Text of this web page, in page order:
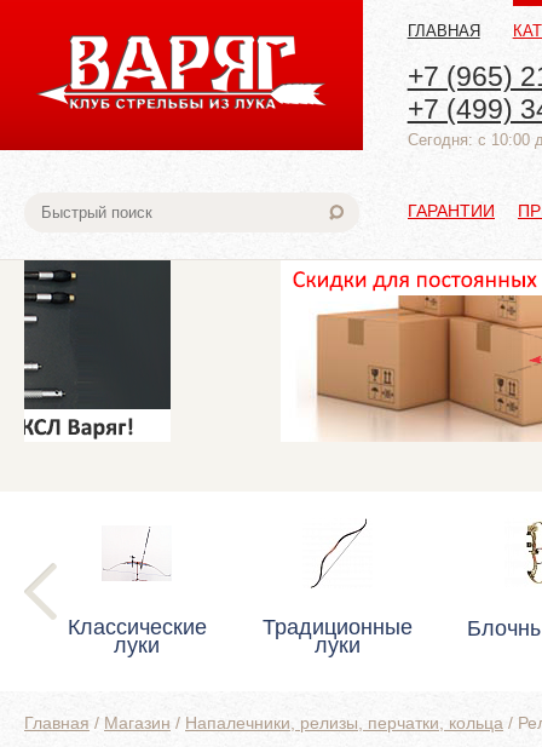
ГЛАВНАЯ
+7 (965)
+7 (499)
Cегодня: с 10:00
ГАРАНТИИ
Классические
луки
Традиционные
луки
Главная / Магазин / Напалечники, релизы, перчатки, кольца /